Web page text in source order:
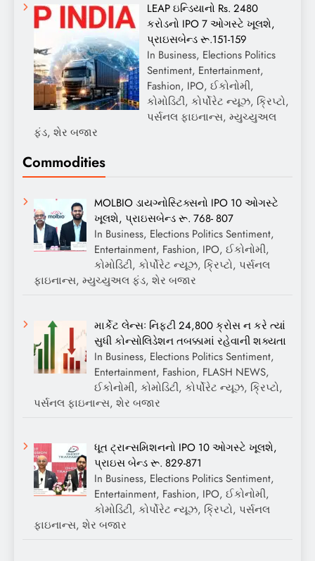
LEAP ઇન્ડિયાનો Rs. 2480
કરોડનો IPO 7 ઓગસ્ટે ખૂલશે,
પ્રાઇસબેન્ડ રૂ.151-159
In Business, Elections Politics
Sentiment, Entertainment,
Fashion, IPO, ઈકોનોમી,
કોમોડિટી, કોર્પોરેટ ન્યૂઝ, ક્રિપ્ટો,
પર્સનલ ફાઇનાન્સ, મ્યુચ્યુઅલ
ફંડ, શેર બજાર
Commodities
MOLBIO ડાયગ્નોસ્ટિક્સનો IPO 10 ઓગસ્ટે
ખૂલશે, પ્રાઇસબેન્ડ રૂ. 768- 807
In Business, Elections Politics Sentiment,
Entertainment, Fashion, IPO, ઈકોનોમી,
કોમોડિટી, કોર્પોરેટ ન્યૂઝ, ક્રિપ્ટો, પર્સનલ
ફાઇનાન્સ, મ્યુચ્યુઅલ ફંડ, શેર બજાર
માર્કેટ લેન્સઃ નિફ્ટી 24,800 ક્રોસ ન કરે ત્યાં
સુધી કોન્સોલિડેશન તબક્કામાં રહેવાની શક્યતા
In Business, Elections Politics Sentiment,
Entertainment, Fashion, FLASH NEWS,
ઈકોનોમી, કોમોડિટી, કોર્પોરેટ ન્યૂઝ, ક્રિપ્ટો,
પર્સનલ ફાઇનાન્સ, શેર બજાર
ધૂત ટ્રાન્સમિશનનો IPO 10 ઓગસ્ટે ખૂલશે,
પ્રાઇસ બેન્ડ રૂ. 829-871
In Business, Elections Politics Sentiment,
Entertainment, Fashion, IPO, ઈકોનોમી,
કોમોડિટી, કોર્પોરેટ ન્યૂઝ, ક્રિપ્ટો, પર્સનલ
ફાઇનાન્સ, શેર બજાર